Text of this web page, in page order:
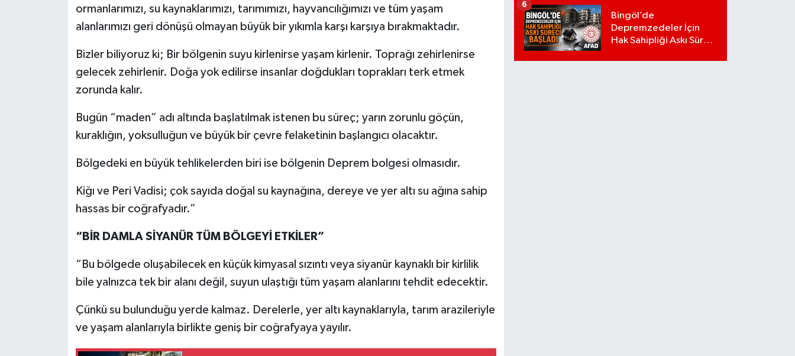
ormanlarımızı, su kaynaklarımızı, tarımımızı, hayvancılığımızı ve tüm yaşam
alanlarımızı geri dönüşü olmayan büyük bir yıkımla karşı karşıya bırakmaktadır.
Bizler biliyoruz ki; Bir bölgenin suyu kirlenirse yaşam kirlenir. Toprağı zehirlenirse
gelecek zehirlenir. Doğa yok edilirse insanlar doğdukları toprakları terk etmek
zorunda kalır.
Bugün “maden” adı altında başlatılmak istenen bu süreç; yarın zorunlu göçün,
kuraklığın, yoksulluğun ve büyük bir çevre felaketinin başlangıcı olacaktır.
Bölgedeki en büyük tehlikelerden biri ise bölgenin Deprem bolgesi olmasıdır.
Kiğı ve Peri Vadisi; çok sayıda doğal su kaynağına, dereye ve yer altı su ağına sahip
hassas bir coğrafyadır.”
“BİR DAMLA SİYANÜR TÜM BÖLGEYİ ETKİLER”
“Bu bölgede oluşabilecek en küçük kimyasal sızıntı veya siyanür kaynaklı bir kirlilik
bile yalnızca tek bir alanı değil, suyun ulaştığı tüm yaşam alanlarını tehdit edecektir.
Çünkü su bulunduğu yerde kalmaz. Derelerle, yer altı kaynaklarıyla, tarım arazileriyle
ve yaşam alanlarıyla birlikte geniş bir coğrafyaya yayılır.
Bingöl’de
Depremzedeler İçin
Hak Sahipliği Askı Süreci
6